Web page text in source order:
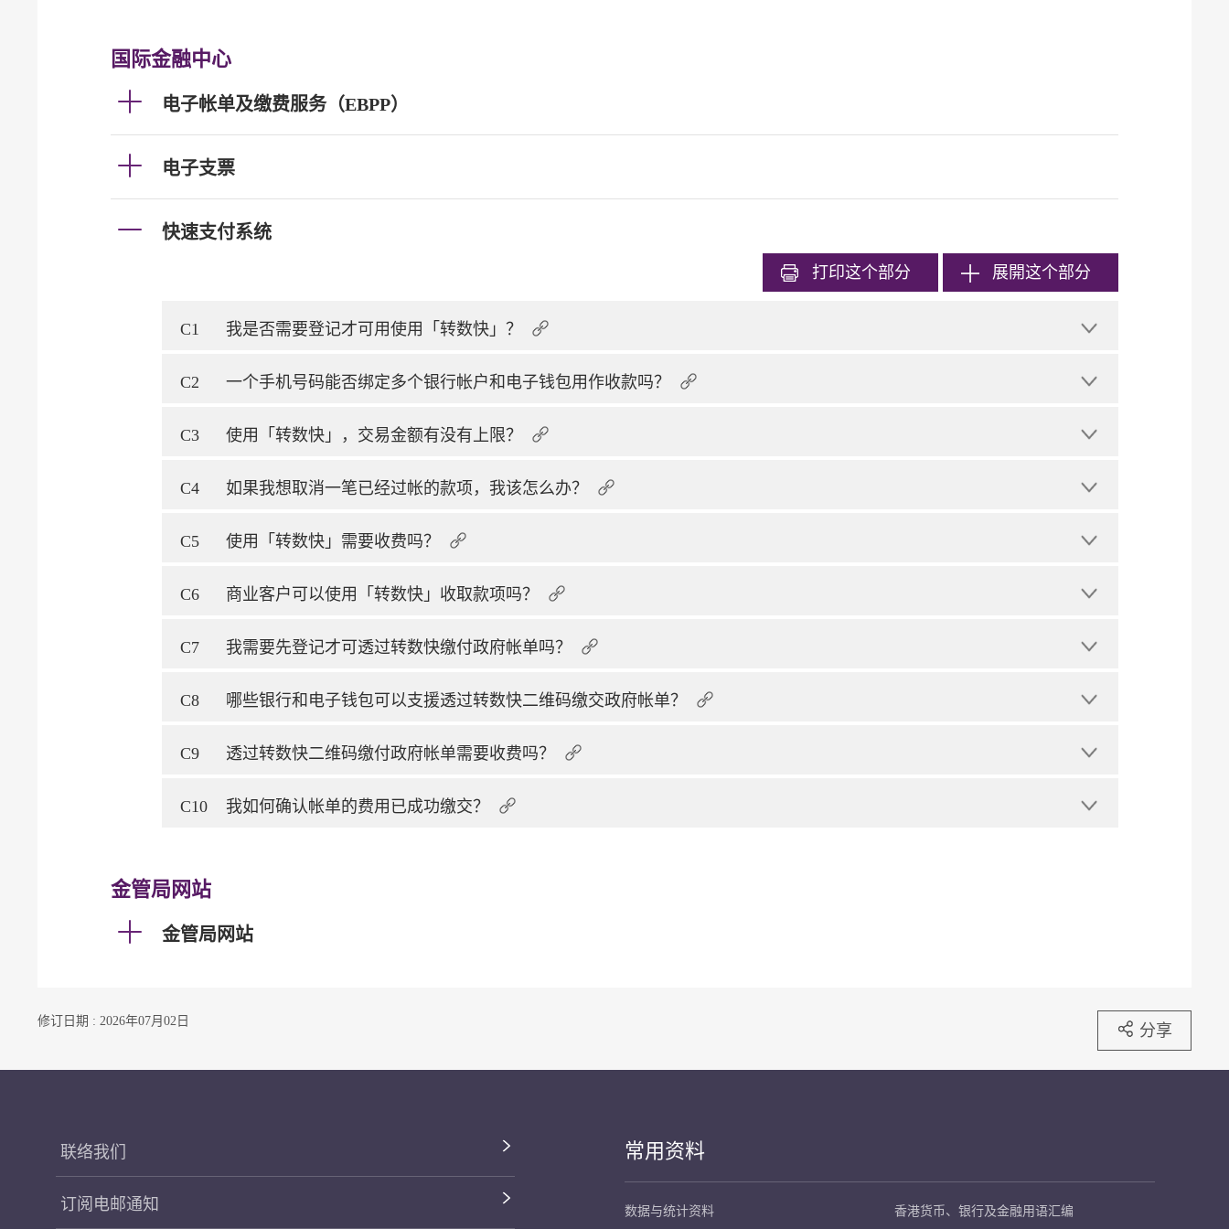
国际金融中心
电子帐单及缴费服务（EBPP）
电子支票
快速支付系统
打印这个部分 展開这个部分
C1 我是否需要登记才可用使用「转数快」？
C2 一个手机号码能否绑定多个银行帐户和电子钱包用作收款吗？
C3 使用「转数快」，交易金额有没有上限？
C4 如果我想取消一笔已经过帐的款项，我该怎么办？
C5 使用「转数快」需要收费吗？
C6 商业客户可以使用「转数快」收取款项吗？
C7 我需要先登记才可透过转数快缴付政府帐单吗？
C8 哪些银行和电子钱包可以支援透过转数快二维码缴交政府帐单？
C9 透过转数快二维码缴付政府帐单需要收费吗？
C10 我如何确认帐单的费用已成功缴交？
金管局网站
金管局网站
修订日期 : 2026年07月02日 分享
联络我们
订阅电邮通知
常用资料
数据与统计资料 香港货币、银行及金融用语汇编